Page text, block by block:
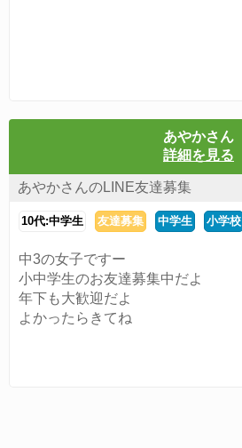
あやかさん
詳細を見る
あやかさんのLINE友達募集
10代:中学生 友達募集 中学生 小学校
中3の女子ですー
小中学生のお友達募集中だよ
年下も大歓迎だよ
よかったらきてね